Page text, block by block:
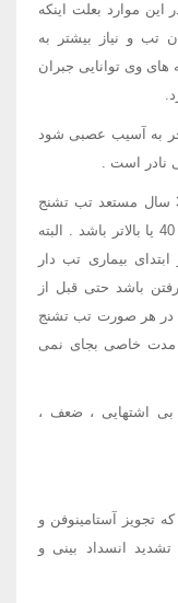
این موارد بعلت اینکه
تب و نیاز بیشتر به
وی توانایی جبران
منجر به آسیب عصبی شود
نادر است .
ج ) بچه های زیر 5 سال ، بخصوص 6 ماه تا 3 سال مستعد تب تشنج
هستند . بخصوص وقتیکه درجه حرارت مقعدی 40 یا بالاتر باشد . البته
بیماری تب دار
باشد حتی قبل از
در هر صورت تب تشنج
مدت خاصی بجای نمی
بی اشتهایی ، ضعف ،
تجویز آستامینوفن و
انسداد بینی و